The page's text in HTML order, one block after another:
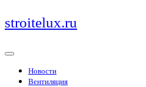
Перейти
к
stroitelux.ru
Новости
Вентиляция